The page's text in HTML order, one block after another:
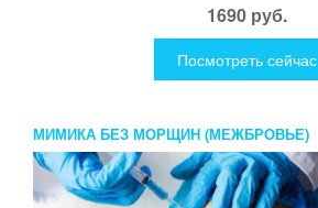
1690 руб.
Посмотреть сейчас
МИМИКА БЕЗ МОРЩИН (МЕЖБРОВЬЕ)